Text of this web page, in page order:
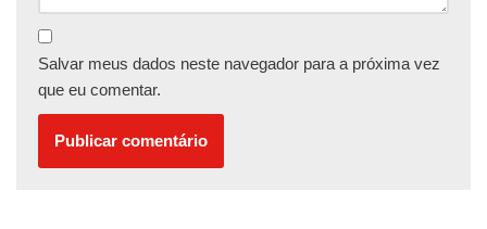
Salvar meus dados neste navegador para a próxima vez
que eu comentar.